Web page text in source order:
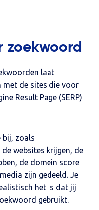
zoekwoord
laat
met de sites die voor
Result Page (SERP)
bij, zoals
de websites krijgen, de
de domein score
zijn gedeeld. Je
het is dat jij
gebruikt.